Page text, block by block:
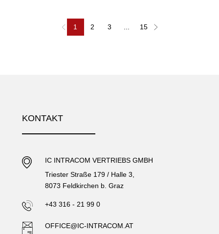
1 2 3 15
KONTAKT
IC INTRACOM VERTRIEBS GMBH
Triester Straße 179 / Halle 3,
8073 Feldkirchen b. Graz
+43 316 - 21 99 0
OFFICE@IC-INTRACOM.AT